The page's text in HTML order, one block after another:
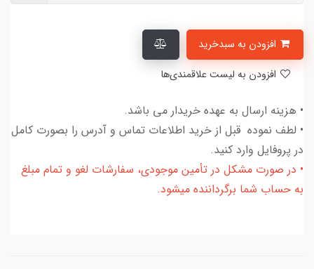
• هزینه ارسال به عهده خریدار می باشد.
• لطف نموده قبل از خرید اطلاعات تماس و آدرس را بصورت کامل
در پروفایل وارد کنید.
• در صورت مشکل در تأمین موجودی، سفارشات لغو و تمام مبلغ
به حساب شما برگرداننده میشود.